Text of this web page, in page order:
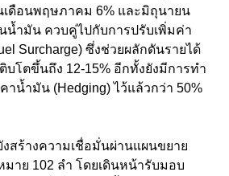
เดือนพฤษภาคม 6% และมิถุนายน
น้ำมัน ควบคู่ไปกับการปรับเพิ่มค่า
Surcharge) ซึ่งช่วยผลักดันรายได้
บโตขึ้นถึง 12-15% อีกทั้งยังมีการทำ
าน้ำมัน (Hedging) ไว้แล้วกว่า 50%
สร้างความเชื่อมั่นผ่านแผนขยาย
มาย 102 ลำ โดยเดินหน้ารับมอบ